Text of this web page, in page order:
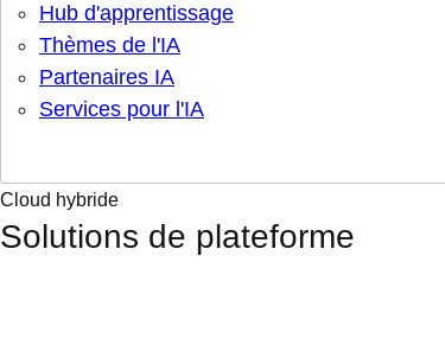
Hub d'apprentissage
Thèmes de l'IA
Partenaires IA
Services pour l'IA
Cloud hybride
Solutions de plateforme